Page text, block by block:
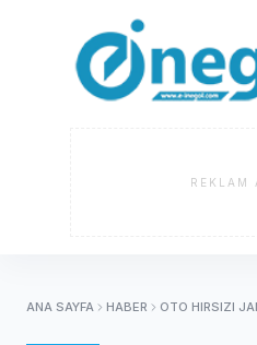
REKLAM
ANA SAYFA HABER OTO HIRSIZI